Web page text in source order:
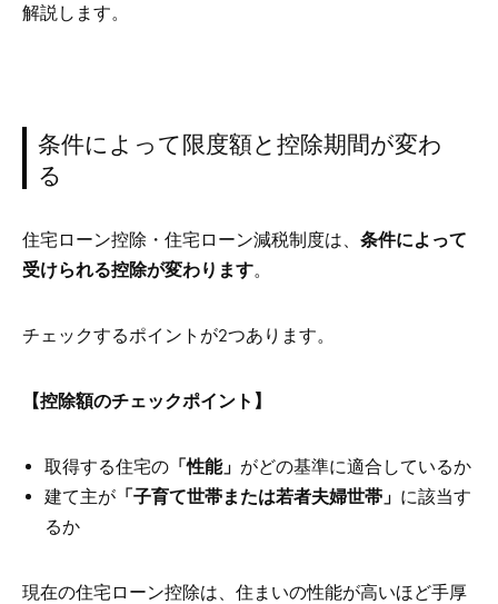
解説します。
条件によって限度額と控除期間が変わ
る
住宅ローン控除・住宅ローン減税制度は、 条件によって
受けられる控除が変わります。
チェックするポイントが2つあります。
【控除額のチェックポイント】
取得する住宅の 「性能」 がどの基準に適合しているか
建て主が 「子育て世帯または若者夫婦世帯」 に該当す
るか
現在の住宅ローン控除は、住まいの性能が高いほど手厚